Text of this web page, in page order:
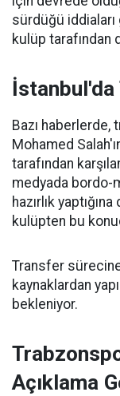
sürdüğü
kulüp tarafından
İstanbul'da
Bazı
Mohamed
tarafından
medyada bordo-
hazırlık
kulüpten bu
Transfer
kaynaklardan
bekleniyor.
Açıklama